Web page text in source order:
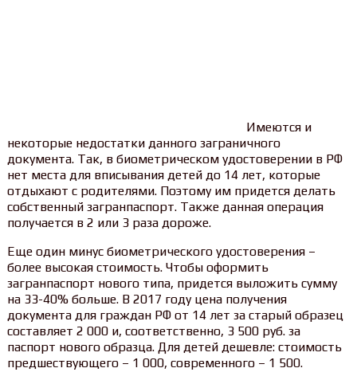
Имеются и
некоторые недостатки данного заграничного
документа. Так, в биометрическом удостоверении в РФ
нет места для вписывания детей до 14 лет, которые
отдыхают с родителями. Поэтому им придется делать
собственный загранпаспорт. Также данная операция
получается в 2 или 3 раза дороже.
Еще один минус биометрического удостоверения –
более высокая стоимость. Чтобы оформить
загранпаспорт нового типа, придется выложить сумму
на 33-40% больше. В 2017 году цена получения
документа для граждан РФ от 14 лет за старый образец
составляет 2 000 и, соответственно, 3 500 руб. за
паспорт нового образца. Для детей дешевле: стоимость
предшествующего – 1 000, современного – 1 500.